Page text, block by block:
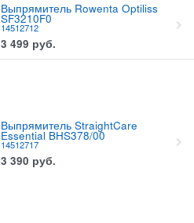
Выпрямитель Rowenta Optiliss
SF3210F0
14512712
3 499 руб.
Выпрямитель StraightCare
Essential BHS378/00
14512717
3 390 руб.